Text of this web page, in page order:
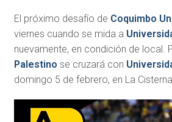
El próximo desafío de Coquimbo
viernes cuando se mida a
nuevamente, en condición de local.
Palestino se cruzará con
domingo 5 de febrero, en La Cisterna.